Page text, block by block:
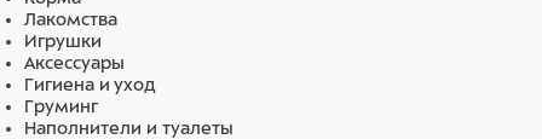
Лакомства
Игрушки
Аксессуары
Гигиена и уход
Груминг
Наполнители и туалеты